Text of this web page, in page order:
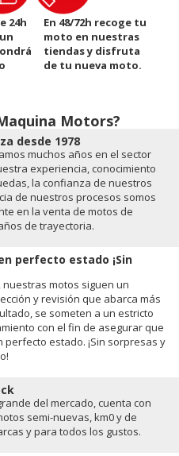
24h
En 48/72h recoge tu
moto en nuestras
tiendas y disfruta
de tu nueva moto.
Motors?
desde 1978
muchos años en el sector
experiencia, conocimiento
la conﬁanza de nuestros
de nuestros procesos somos
en la venta de motos de
de trayectoria.
perfecto estado ¡Sin
motos siguen un
y revisión que abarca más
se someten a un estricto
con el fin de asegurar que
estado. ¡Sin sorpresas y
del mercado, cuenta con
semi-nuevas, km0 y de
y para todos los gustos.